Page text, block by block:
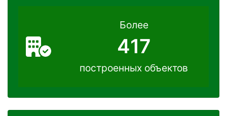
Более
417
построенных объектов